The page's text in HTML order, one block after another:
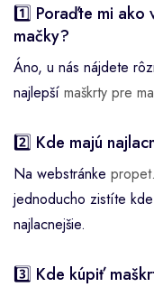
1️⃣ Poraďte mi ako
mačky?
Áno, u nás nájdete
najlepší maškrty pre
2️⃣ Kde majú
Na webstránke
jednoducho zistíte
najlacnejšie.
3️⃣ Kde kúpiť